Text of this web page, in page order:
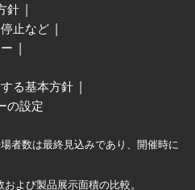
針
止など
る基本方針
の設定
者数は最終見込みであり、開催時に
よび製品展示面積の比較。